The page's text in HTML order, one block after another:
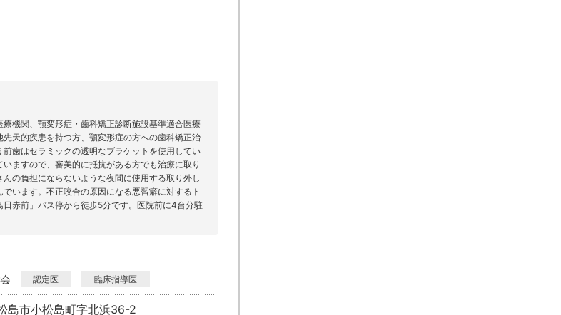
機関、顎変形症・歯科矯正診断施設基準適合医療
天的疾患を持つ方、顎変形症の方への歯科矯正治
歯はセラミックの透明なブラケットを使用してい
ますので、審美的に抵抗がある方でも治療に取り
の負担にならないような夜間に使用する取り外し
います。不正咬合の原因になる悪習癖に対するト
赤前」バス停から徒歩5分です。医院前に4台分駐
認定医 臨床指導医
島市小松島町字北浜36-2